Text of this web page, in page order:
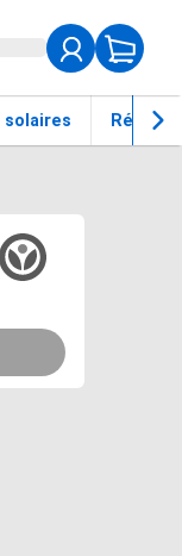
la quantité